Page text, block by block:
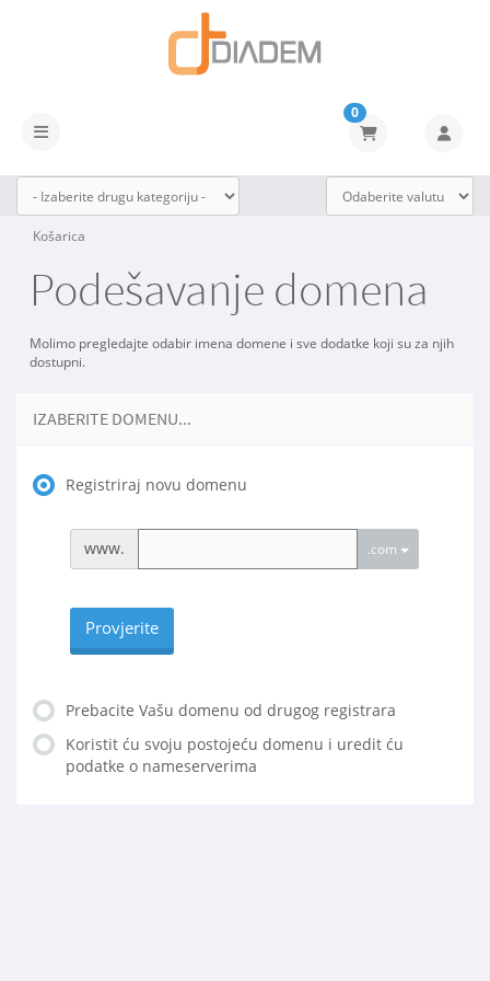
Prebaci navigaciju
0
Košarica
Podešavanje domena
Molimo pregledajte odabir imena domene i sve dodatke koji su za njih
dostupni.
IZABERITE DOMENU...
Registriraj novu domenu
www. .com
Provjerite
Prebacite Vašu domenu od drugog registrara
Koristit ću svoju postojeću domenu i uredit ću
podatke o nameserverima